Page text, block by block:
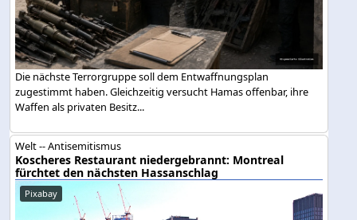
Die nächste Terrorgruppe soll dem Entwaffnungsplan
zugestimmt haben. Gleichzeitig versucht Hamas offenbar, ihre
Waffen als privaten Besitz...
Welt -- Antisemitismus
Koscheres Restaurant niedergebrannt: Montreal
fürchtet den nächsten Hassanschlag
Pixabay